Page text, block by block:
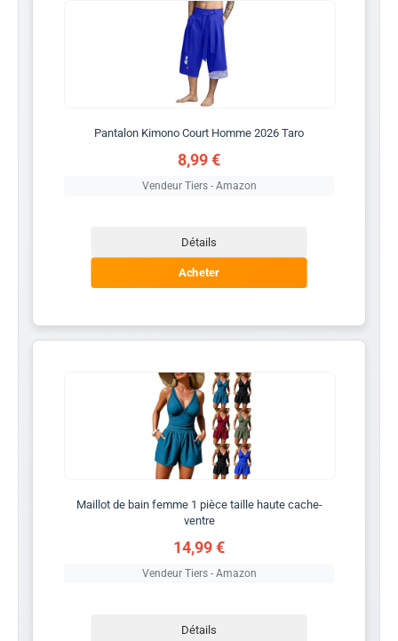
Pantalon Kimono Court Homme 2026 Taro
8,99 €
Vendeur Tiers - Amazon
Détails
Acheter
Maillot de bain femme 1 pièce taille haute cache-
ventre
14,99 €
Vendeur Tiers - Amazon
Détails